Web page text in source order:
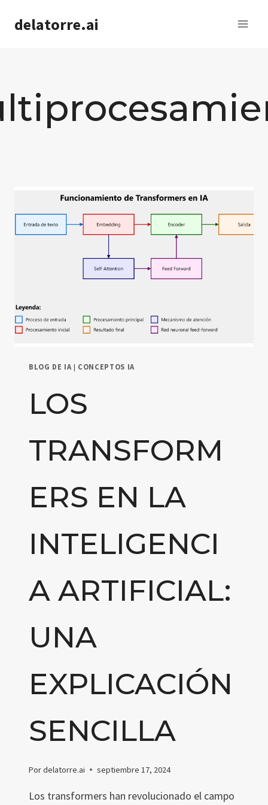
delatorre.ai
BLOG DE IA | CONCEPTOS IA
LOS
TRANSFORM
ERS EN LA
INTELIGENCI
A ARTIFICIAL:
UNA
EXPLICACIÓN
SENCILLA
Pordelatorre.ai septiembre 17, 2024
Los transformers han revolucionado el campo